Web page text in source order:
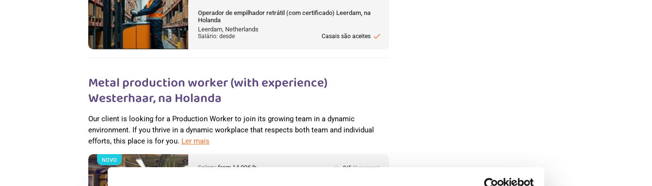
Operador de empilhador retrátil (com certificado) Leerdam, na
Holanda
Leerdam, Netherlands
Salário: desde Casais são aceites check
Metal production worker (with experience)
Westerhaar, na Holanda
Our client is looking for a Production Worker to join its growing team in a dynamic
environment. If you thrive in a dynamic workplace that respects both team and individual
efforts, this place is for you. Ler mais
Salary: from 14,99€/h star_border 0/5 (0 reviews)
NOVO